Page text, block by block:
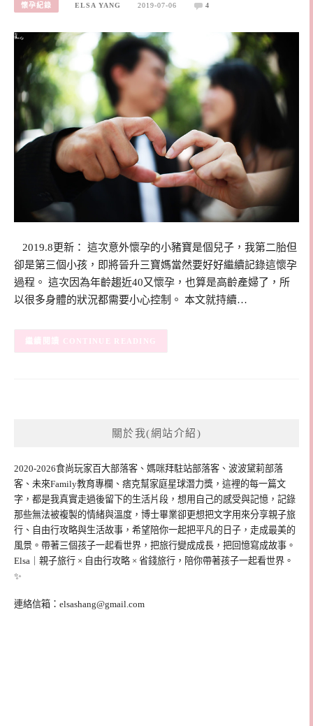
懷孕紀錄 ELSA YANG 2019-07-06 4
2019.8更新： 這次意外懷孕的小豬寶是個兒子，我第二胎但
卻是第三個小孩，即將晉升三寶媽當然要好好繼續記錄這懷孕
過程。 這次因為年齡趨近40又懷孕，也算是高齡產婦了，所
以很多身體的狀況都需要小心控制。 本文就持續…
CONTINUE READING
關於我(網站介紹)
2020-2026食尚玩家百大部落客、媽咪拜駐站部落客、波波黛莉部落
客、未來Family教育專欄、痞克幫家庭星球潛力獎，這裡的每一篇文
字，都是我真實走過後留下的生活片段，想用自己的感受與記憶，記錄
那些無法被複製的情緒與溫度，博士畢業卻更想把文字用來分享親子旅
行、自由行攻略與生活故事，希望陪你一起把平凡的日子，走成最美的
風景。帶著三個孩子一起看世界，把旅行變成成長，把回憶寫成故事。
Elsa｜親子旅行 × 自由行攻略 × 省錢旅行，陪你帶著孩子一起看世界。
✨
連絡信箱： elsashang@gmail.com